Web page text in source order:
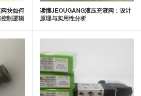
块如何
制逻辑
读懂JEOUGANG液压充液阀：设计
原理与实用性分析